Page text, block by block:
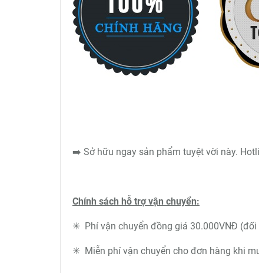
➡️ Sở hữu ngay sản phẩm tuyệt vời này.
Chính sách hỗ trợ vận chuyển:
✳ Phí vận chuyển đồng giá 30.000VNĐ
✳ Miễn phí vận chuyển cho đơn hàng khi